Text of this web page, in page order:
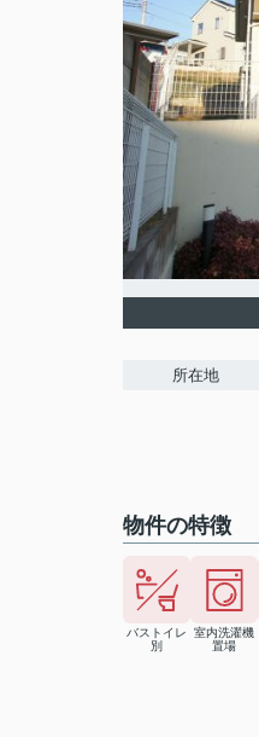
所在地
物件の特徴
バストイレ
別
室内洗濯機
置場